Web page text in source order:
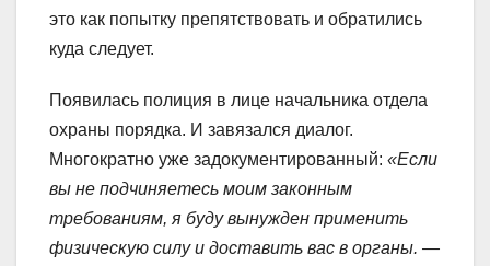
это как попытку препятствовать и обратились
куда следует.
Появилась полиция в лице начальника отдела
охраны порядка. И завязался диалог.
Многократно уже задокументированный: «Если
вы не подчиняетесь моим законным
требованиям, я буду вынужден применить
физическую силу и доставить вас в органы. —